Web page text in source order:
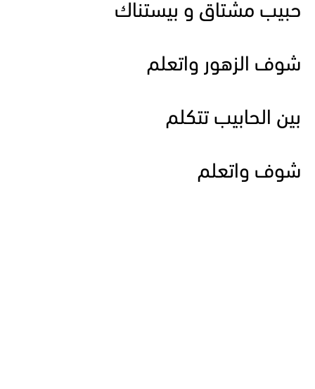
حبيب مشتاق و بيستناك
شوف الزهور واتعلم
بين الحابيب تتكلم
شوف واتعلم